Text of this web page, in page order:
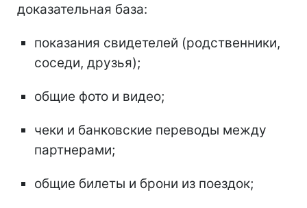
доказательная база:
показания свидетелей (родственники,
соседи, друзья);
общие фото и видео;
чеки и банковские переводы между
партнерами;
общие билеты и брони из поездок;